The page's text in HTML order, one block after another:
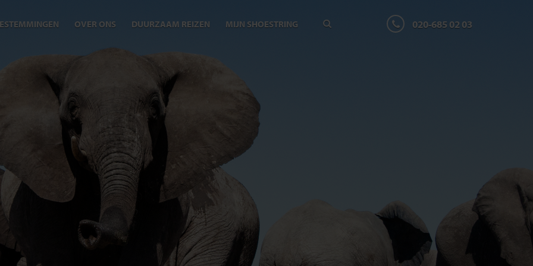
OVER ONS DUURZAAM REIZEN MIJN SHOESTRING 020-685 02 03